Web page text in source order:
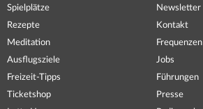
Spielplätze
Rezepte
Meditation
Ausflugsziele
Freizeit-Tipps
Ticketshop
Newsletter
Kontakt
Frequenzen
Jobs
Führungen
Presse